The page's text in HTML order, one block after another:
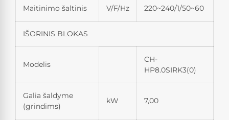
Maitinimo šaltinis V/F/Hz 220~240/1/50~60
IŠORINIS BLOKAS
Modelis
CH-
HP8.0SIRK3(0)
Galia šaldyme
(grindims)
kW 7,00